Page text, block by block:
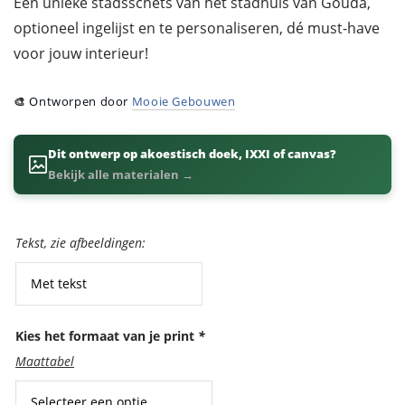
optioneel ingelijst en te personaliseren, dé must-have
voor jouw interieur!
🎨Ontworpen door Mooie Gebouwen
Dit ontwerp op akoestisch doek, IXXI of canvas?
Bekijk alle materialen →
Tekst
Tekst, zie afbeeldingen:
Kies het formaat van je print *
Maattabel